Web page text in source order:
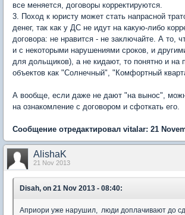
все меняется, договоры корректируются.
3. Поход к юристу может стать напрасной
денег, так как у ДС не идут на какую-либо
договора: не нравится - не заключайте. А то,
и с некоторыми нарушениями сроков, и
для дольщиков), а не кидают, то понятно и на
объектов как "Солнечный", "Комфортный
А вообще, если даже не дают "на вынос",
на ознакомление с договором и сфоткать его.
Сообщение отредактировал vitalar: 21
AlishaK
21 Nov 2013
Disah, on 21 Nov 2013 - 08:40:
Априори уже нарушил, люди доплачивают до